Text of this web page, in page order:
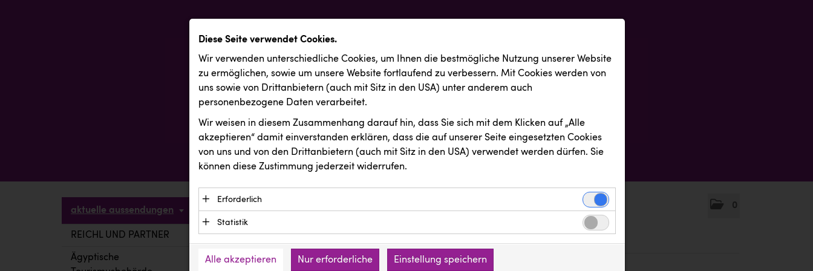
0
aktuelle aussendungen
REICHL UND PARTNER
Ägyptische
Diese Seite verwendet Cookies.
Wir verwenden unterschiedliche Cookies, um Ihnen die best­mögliche Nutzung unserer Website
zu ermöglichen, sowie um unsere Website fortlaufend zu verbessern. Mit Cookies werden von
uns sowie von Drittanbietern (auch mit Sitz in den USA) unter anderem auch
personenbezogene Daten verarbeitet.
Wir weisen in diesem Zusammenhang darauf hin, dass Sie sich mit dem Klicken auf „Alle
akzeptieren“ damit ein­ver­standen erklären, dass die auf unserer Seite eingesetzten Cookies
von uns und von den Drittanbietern (auch mit Sitz in den USA) verwendet werden dürfen. Sie
können diese Zustimmung jederzeit widerrufen.
Erforderlich
Essenzielle Cookies ermöglichen grundlegende Funktionen und sind für die einwandfreie
Funktion der Website erforderlich. Diese Cookies speichern keine personenbezogenen
Daten und werden an keine Dritten übermittelt.
Anbieter: Eigentümer der Website (Erstanbieter)
Statistik
verstehen, wie unsere Besucher unsere Website nutzen.
Alle akzeptieren Nur erforderliche Einstellung speichern